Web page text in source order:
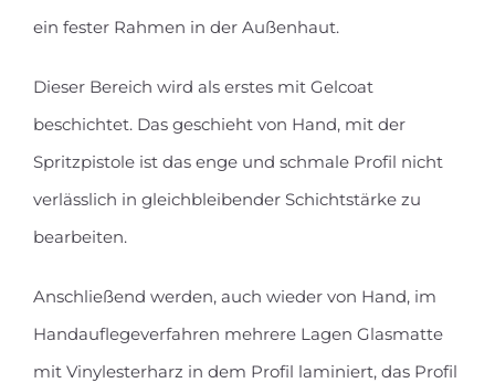
ein fester Rahmen in der Außenhaut.
Dieser Bereich wird als erstes mit Gelcoat
beschichtet. Das geschieht von Hand, mit der
Spritzpistole ist das enge und schmale Profil nicht
verlässlich in gleichbleibender Schichtstärke zu
bearbeiten.
Anschließend werden, auch wieder von Hand, im
Handauflegeverfahren mehrere Lagen Glasmatte
mit Vinylesterharz in dem Profil laminiert, das Profil